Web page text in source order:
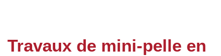
Travaux de mini-pelle en